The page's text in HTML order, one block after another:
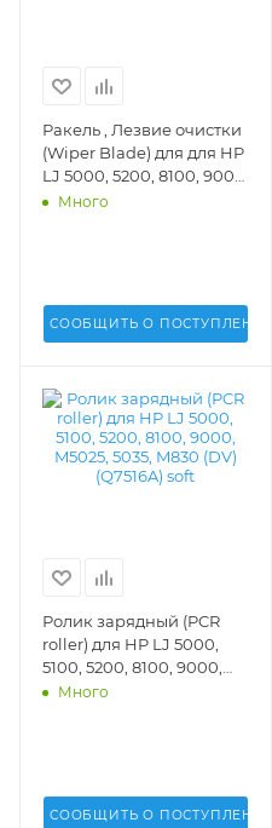
Ракель , Лезвие очистки
(Wiper Blade) для для HP
LJ 5000, 5200, 8100, 9000
(DV Inc.) - WB-HP5000
Много
СООБЩИТЬ О ПОСТУПЛЕНИИ
Ролик зарядный (PCR
roller) для HP LJ 5000,
5100, 5200, 8100, 9000,
M5025, 5035, M830 (DV)
Много
СООБЩИТЬ О ПОСТУПЛЕНИИ